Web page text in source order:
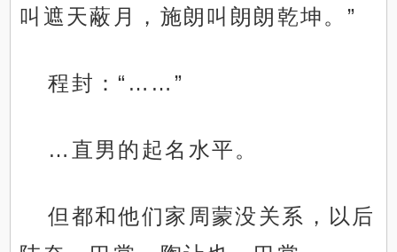
叫遮天蔽月，施朗叫朗朗乾坤。”
程封：“……”
…直男的起名水平。
但都和他们家周蒙没关系，以后